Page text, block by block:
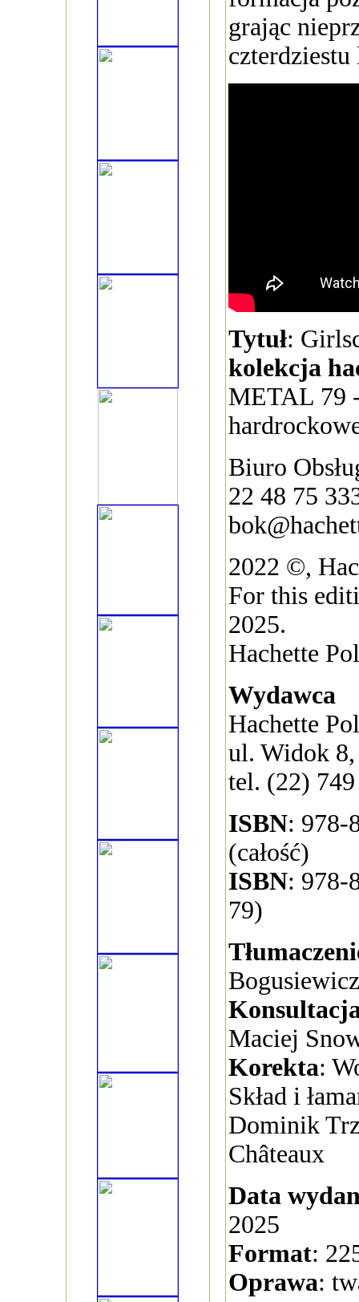
grając
czterdziestu
Tytuł:
kolekcja
METAL 79
Biuro
22 48 75
2022 ©,
For this
2025.
Hachette
Wydawca
Hachette
ul. Widok 8,
tel. (22)
ISBN: 978-
(całość)
ISBN: 978-
79)
Maciej
Korekta:
Skład i
Dominik
Châteaux
Data
2025
Format:
Oprawa: